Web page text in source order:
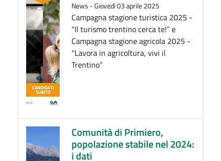
News -Giovedì 03 aprile 2025
Campagna stagione turistica 2025 -
"Il turismo trentino cerca te!” e
Campagna stagione agricola 2025 -
"Lavora in agricoltura, vivi il
Trentino”
Comunità di Primiero,
popolazione stabile nel 2024:
i dati